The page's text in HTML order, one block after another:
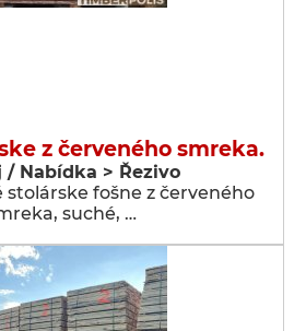
z červeného smreka.
/ Nabídka > Řezivo
fošne z červeného
suché, …